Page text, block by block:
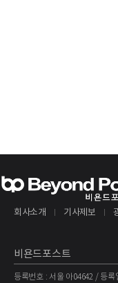
회사소개 기사제보
비욘드포스트
등록번호 : 서울 아04642 / 등록